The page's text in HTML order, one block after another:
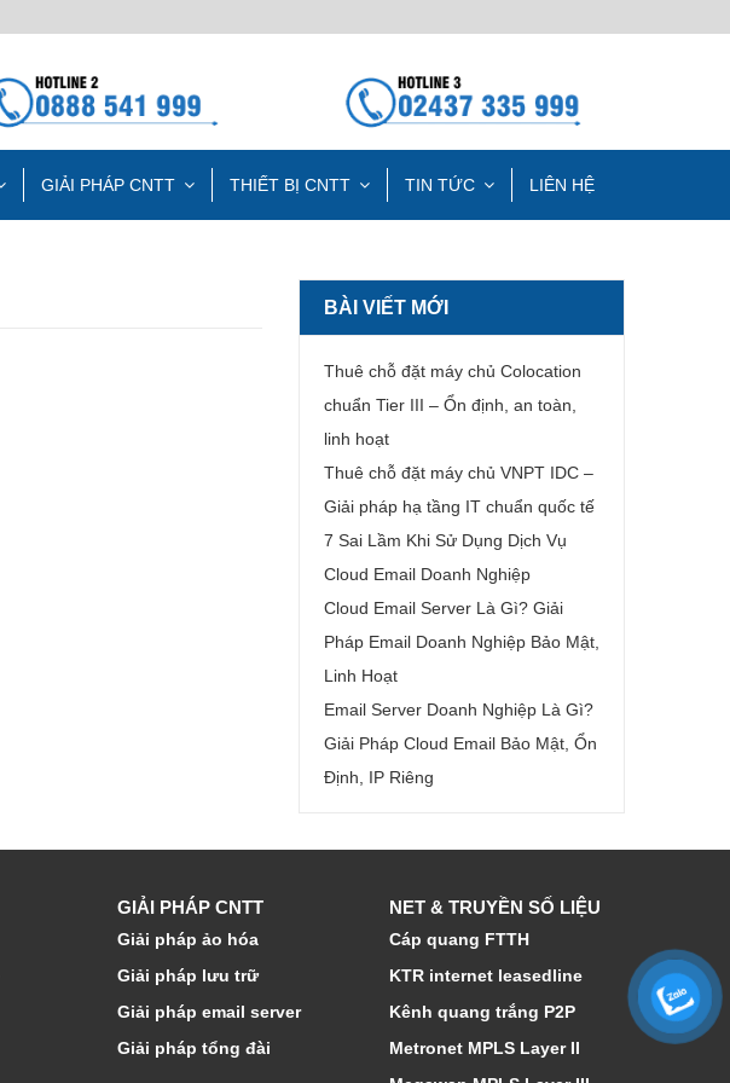
GIẢI PHÁP CNTT THIẾT BỊ CNTT TIN TỨC LIÊN HỆ
BÀI VIẾT MỚI
Thuê chỗ đặt máy chủ Colocation
chuẩn Tier III – Ổn định, an toàn,
linh hoạt
Thuê chỗ đặt máy chủ VNPT IDC –
Giải pháp hạ tầng IT chuẩn quốc tế
7 Sai Lầm Khi Sử Dụng Dịch Vụ
Cloud Email Doanh Nghiệp
Cloud Email Server Là Gì? Giải
Pháp Email Doanh Nghiệp Bảo Mật,
Linh Hoạt
Email Server Doanh Nghiệp Là Gì?
Giải Pháp Cloud Email Bảo Mật, Ổn
Định, IP Riêng
GIẢI PHÁP CNTT
Giải pháp ảo hóa
Giải pháp lưu trữ
Giải pháp email server
Giải pháp tổng đài
NET & TRUYỀN SỐ LIỆU
Cáp quang FTTH
KTR internet leasedline
Kênh quang trắng P2P
Metronet MPLS Layer II